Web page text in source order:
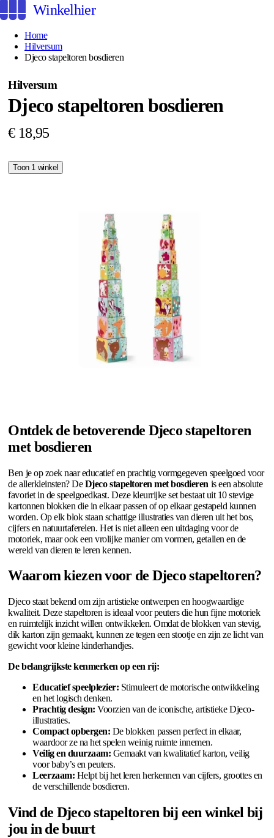
Winkelhier
Home
Hilversum
Djeco stapeltoren bosdieren
Hilversum
Djeco stapeltoren bosdieren
€ 18,95
Toon 1 winkel
Ontdek de betoverende Djeco stapeltoren
met bosdieren
Ben je op zoek naar educatief en prachtig vormgegeven speelgoed voor
de allerkleinsten? DeDjeco stapeltoren met bosdieren is een absolute
favoriet in de speelgoedkast. Deze kleurrijke set bestaat uit 10 stevige
kartonnen blokken die in elkaar passen of op elkaar gestapeld kunnen
worden. Op elk blok staan schattige illustraties van dieren uit het bos,
cijfers en natuurtaferelen. Het is niet alleen een uitdaging voor de
motoriek, maar ook een vrolijke manier om vormen, getallen en de
wereld van dieren te leren kennen.
Waarom kiezen voor de Djeco stapeltoren?
Djeco staat bekend om zijn artistieke ontwerpen en hoogwaardige
kwaliteit. Deze stapeltoren is ideaal voor peuters die hun fijne motoriek
en ruimtelijk inzicht willen ontwikkelen. Omdat de blokken van stevig,
dik karton zijn gemaakt, kunnen ze tegen een stootje en zijn ze licht van
gewicht voor kleine kinderhandjes.
De belangrijkste kenmerken op een rij:
Educatief speelplezier: Stimuleert de motorische ontwikkeling
en het logisch denken.
Prachtig design: Voorzien van de iconische, artistieke Djeco-
illustraties.
Compact opbergen: De blokken passen perfect in elkaar,
waardoor ze na het spelen weinig ruimte innemen.
Veilig en duurzaam: Gemaakt van kwalitatief karton, veilig
voor baby’s en peuters.
Leerzaam: Helpt bij het leren herkennen van cijfers, groottes en
de verschillende bosdieren.
Vind de Djeco stapeltoren bij een winkel bij
jou in de buurt